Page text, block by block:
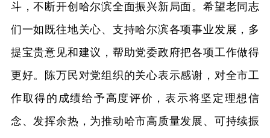
斗，不断开创哈尔滨全面振兴新局面。希望老同志
们一如既往地关心、支持哈尔滨各项事业发展，多
提宝贵意见和建议，帮助党委政府把各项工作做得
更好。陈万民对党组织的关心表示感谢，对全市工
作取得的成绩给予高度评价，表示将坚定理想信
念、发挥余热，为推动哈市高质量发展、可持续振